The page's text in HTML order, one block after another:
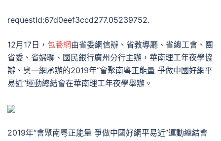
requestId:67d0eef3ccd277.05239752.
12月17日， 包養網由省委網信辦、省教導廳、省總工會、團
省委、省婦聯、國民銀行廣州分行主辦，華南理工年夜學協
辦、奧一網承辦的2019年“會聚南粵正能量 爭做中國好網平
易近”運動總結會在華南理工年夜學舉辦。
2019年“會聚南粵正能量 爭做中國好網平易近”運動總結會